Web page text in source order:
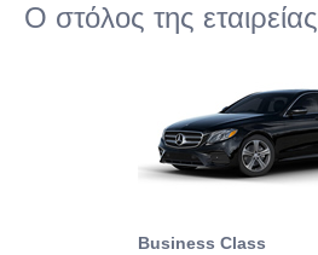
Ο στόλος της εταιρείας
Business Class